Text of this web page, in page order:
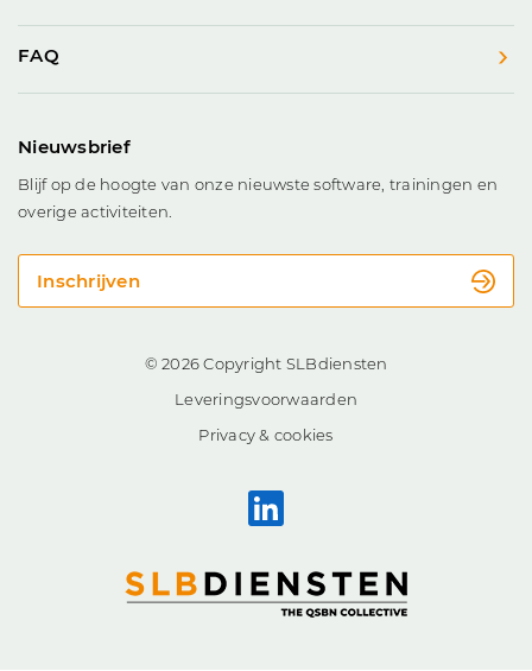
FAQ
Nieuwsbrief
Blijf op de hoogte van onze nieuwste software, trainingen en
overige activiteiten.
Inschrijven
© 2026 Copyright SLBdiensten
Leveringsvoorwaarden
Privacy & cookies